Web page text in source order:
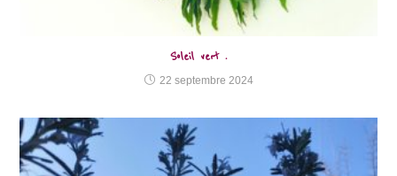
Soleil vert .
22 septembre 2024